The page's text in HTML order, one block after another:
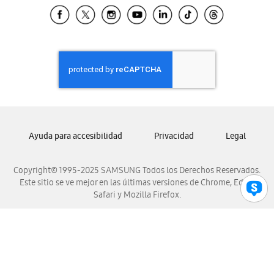
Samsung El Salvador
Samsung Honduras
Samsung Nicaragua
Samsung Panamá
Samsung Venezuela
Copyright© 1995-2025 SAMSUNG Todos los Derechos Reservados.
Este sitio se ve mejor en las últimas versiones de Chrome, Edge,
Safari y Mozilla Firefox.
Ayuda para accesibilidad Privacidad Legal